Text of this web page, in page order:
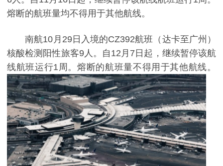
熔断的航班量均不得用于其他航线。
南航10 月 29日入境的CZ392航班（达卡至广州）
核酸检测阳性旅客9人。自 12 月 7 日起，继续暂停该航
线航班运行1 周。熔断的航班量不得用于其他航线。